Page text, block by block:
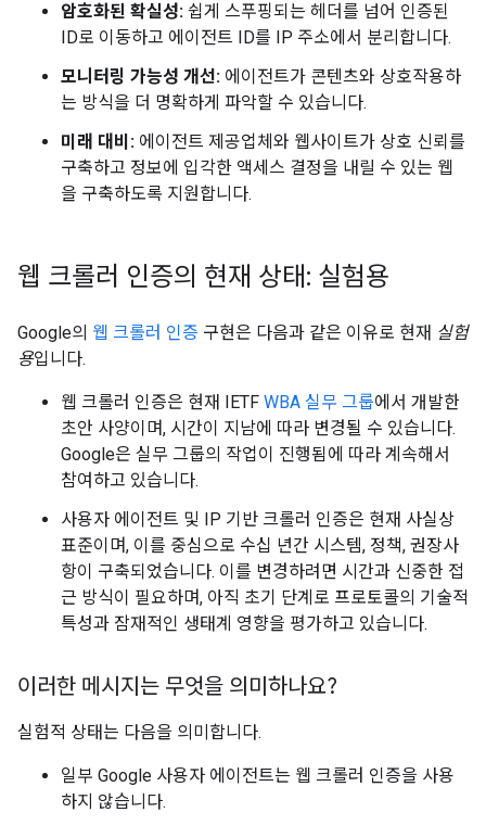
암호화된 확실성: 쉽게 스푸핑되는 헤더를 넘어 인증된
ID로 이동하고 에이전트 ID를 IP 주소에서 분리합니다.
모니터링 가능성 개선: 에이전트가 콘텐츠와 상호작용하
는 방식을 더 명확하게 파악할 수 있습니다.
미래 대비: 에이전트 제공업체와 웹사이트가 상호 신뢰를
구축하고 정보에 입각한 액세스 결정을 내릴 수 있는 웹
을 구축하도록 지원합니다.
웹 크롤러 인증의 현재 상태: 실험용
Google의 웹 크롤러 인증 구현은 다음과 같은 이유로 현재 실험
용입니다.
웹 크롤러 인증은 현재 IETF WBA 실무 그룹에서 개발한
초안 사양이며, 시간이 지남에 따라 변경될 수 있습니다.
Google은 실무 그룹의 작업이 진행됨에 따라 계속해서
참여하고 있습니다.
사용자 에이전트 및 IP 기반 크롤러 인증은 현재 사실상
표준이며, 이를 중심으로 수십 년간 시스템, 정책, 권장사
항이 구축되었습니다. 이를 변경하려면 시간과 신중한 접
근 방식이 필요하며, 아직 초기 단계로 프로토콜의 기술적
특성과 잠재적인 생태계 영향을 평가하고 있습니다.
이러한 메시지는 무엇을 의미하나요?
실험적 상태는 다음을 의미합니다.
일부 Google 사용자 에이전트는 웹 크롤러 인증을 사용
하지 않습니다.